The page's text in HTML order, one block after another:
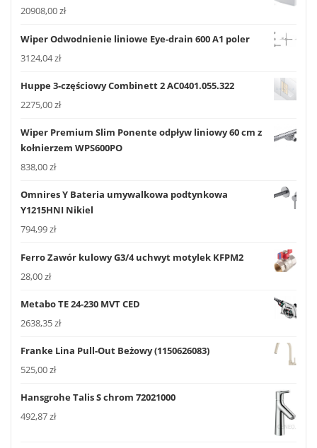
20908,00zł
Wiper Odwodnienie liniowe Eye-drain 600 A1 poler
3124,04zł
Huppe 3-częściowy Combinett 2 AC0401.055.322
2275,00zł
Wiper Premium Slim Ponente odpływ liniowy 60 cm z
kołnierzem WPS600PO
838,00zł
Omnires Y Bateria umywalkowa podtynkowa
Y1215HNI Nikiel
794,99zł
Ferro Zawór kulowy G3/4 uchwyt motylek KFPM2
28,00zł
Metabo TE 24-230 MVT CED
2638,35zł
Franke Lina Pull-Out Beżowy (1150626083)
525,00zł
Hansgrohe Talis S chrom 72021000
492,87zł